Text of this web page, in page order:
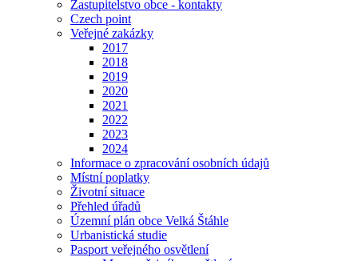
Zastupitelstvo obce - kontakty
Czech point
Veřejné zakázky
2017
2018
2019
2020
2021
2022
2023
2024
Informace o zpracování osobních údajů
Místní poplatky
Životní situace
Přehled úřadů
Územní plán obce Velká Štáhle
Urbanistická studie
Pasport veřejného osvětlení